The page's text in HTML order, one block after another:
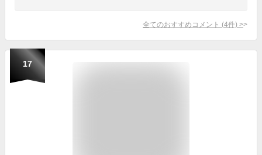
全てのおすすめコメント (4件) >
17